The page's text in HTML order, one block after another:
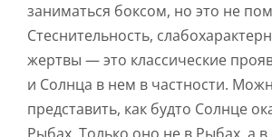
заниматься боксом, но это не
Стеснительность,
жертвы — это классические
и Солнца в нем в частности.
представить, как будто Солнце